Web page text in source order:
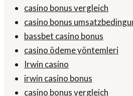
casino bonus vergleich
casino bonus
bassbet casino bonus
casino ödeme yöntemleri
Irwin casino
irwin casino bonus
casino bonus vergleich